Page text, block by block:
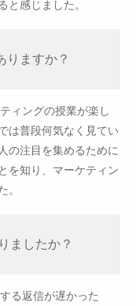
と感じました。
りますか？
ィングの授業が楽し
は普段何気なく見てい
の注目を集めるために
を知り、マーケティン
。
ましたか？
る返信が遅かった